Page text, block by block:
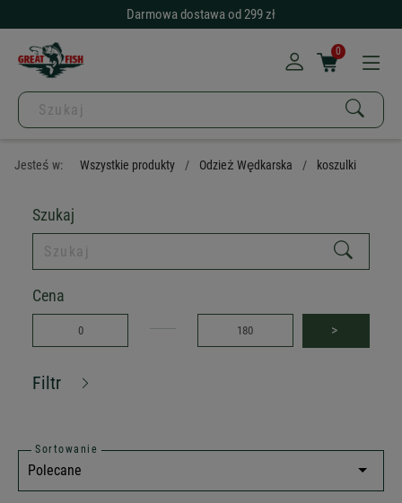
Darmowa dostawa od 299 zł
0
Jesteś w: Wszystkie produkty Odzież Wędkarska koszulki
Szukaj
Cena
>
Filtr
Sortowanie